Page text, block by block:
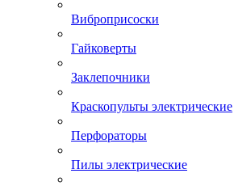
Виброприсоски
Гайковерты
Заклепочники
Краскопульты электрические
Перфораторы
Пилы электрические